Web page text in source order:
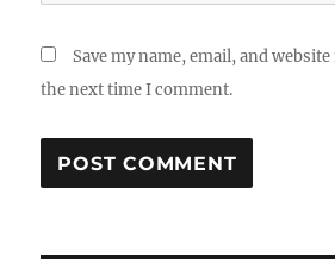
Save my name, email, and
the next time I comment.